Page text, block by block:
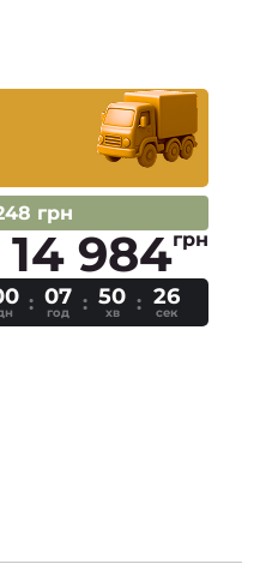
грн
14 984грн
07
год
50
хв
25
сек